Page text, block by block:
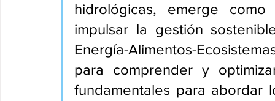
hidrológicas, emerge
impulsar la gestión
Energía-Alimentos-
para comprender y
fundamentales para abordar